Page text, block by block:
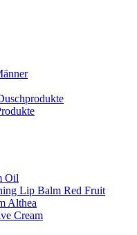
Oil
Lip Balm Red Fruit
Althea
Cream